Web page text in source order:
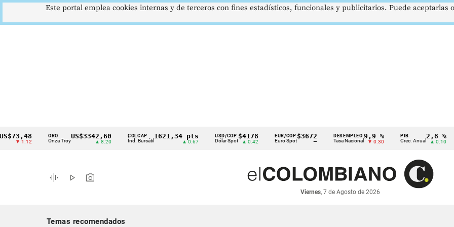
Cintillo
indicadores
económicos
▼ 1.12 Onza Troy
US$3342,60
▲ 8.20
COLCAP
Índ. Bursátil
1621,34 pts
▲ 0.67
USD/COP
Dólar Spot
$4178
▲ 0.42
EUR/COP
Euro Spot
$3672 DESEMPLEO
Tasa Nacional
9,9 %
▼ 0.30 Crec. Anual
2,8 %
▲ 0.10
graphic_eq play_arrow photo_camera
Viernes, 7 de Agosto de 2026
Temas recomendados
Este portal emplea cookies internas y de terceros con fines estadísticos, funcionales y publicitarios. Puede aceptarlas